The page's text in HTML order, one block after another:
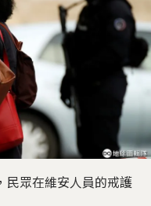
民眾在維安人員的戒護